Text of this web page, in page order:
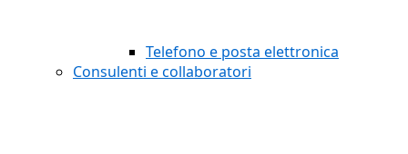
Telefono e posta elettronica
Consulenti e collaboratori